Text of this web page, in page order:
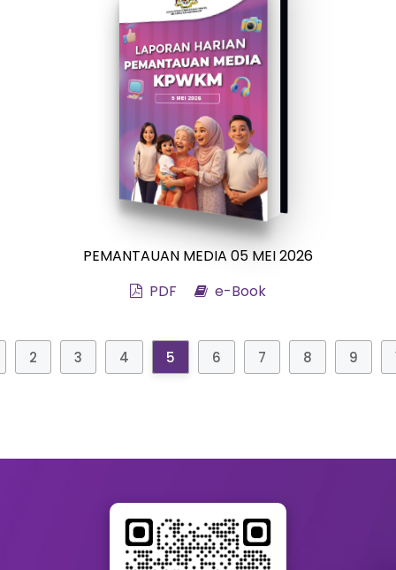
PEMANTAUAN MEDIA 05 MEI 2026
PDF
e-Book
2 3 4 5 6 7 8 9